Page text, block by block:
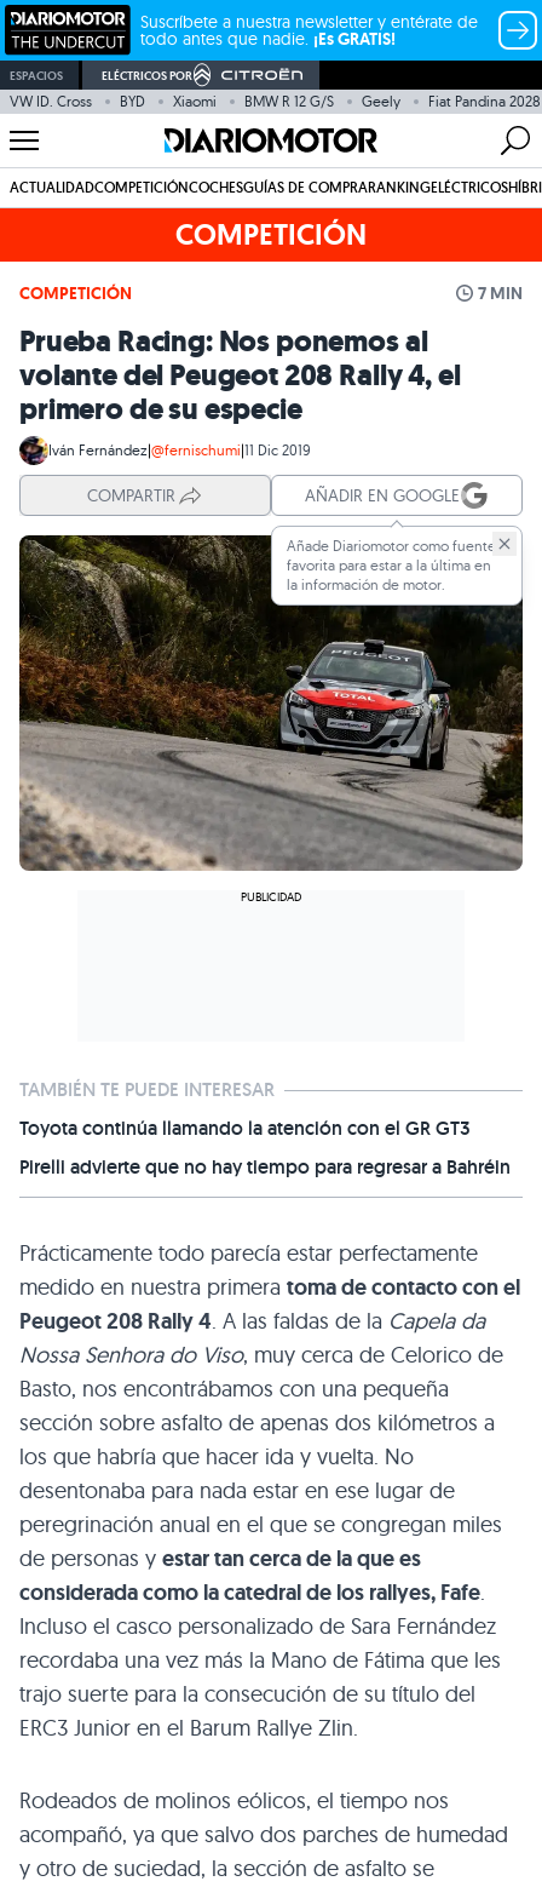
Suscríbete a nuestra newsletter y entérate de
todo antes que nadie. ¡Es GRATIS!
ESPACIOS ELÉCTRICOS POR
VW ID. Cross BYD Xiaomi BMW R 12 G/S Geely Fiat Pandina 2028
ACTUALIDADCOMPETICIÓNCOCHESGUÍAS DE COMPRARANKINGELÉCTRICOS
COMPETICIÓN
COMPETICIÓN 7 MIN
Prueba Racing: Nos ponemos al
volante del Peugeot 208 Rally 4, el
primero de su especie
Iván Fernández|@fernischumi|11 Dic 2019
COMPARTIR AÑADIR EN GOOGLE
Añade Diariomotor como fuente
favorita para estar a la última en
la información de motor.
TAMBIÉN TE PUEDE INTERESAR
Toyota continúa llamando la atención con el GR GT3
Pirelli advierte que no hay tiempo para regresar a Bahréin
Prácticamente todo parecía estar perfectamente
medido en nuestra primera toma de contacto con el
Peugeot 208 Rally 4. A las faldas de la Capela da
Nossa Senhora do Viso, muy cerca de Celorico de
Basto, nos encontrábamos con una pequeña
sección sobre asfalto de apenas dos kilómetros a
los que habría que hacer ida y vuelta. No
desentonaba para nada estar en ese lugar de
peregrinación anual en el que se congregan miles
de personas y estar tan cerca de la que es
considerada como la catedral de los rallyes, Fafe.
Incluso el casco personalizado de Sara Fernández
recordaba una vez más la Mano de Fátima que les
trajo suerte para la consecución de su título del
ERC3 Junior en el Barum Rallye Zlin.
Rodeados de molinos eólicos, el tiempo nos
acompañó, ya que salvo dos parches de humedad
y otro de suciedad, la sección de asfalto se